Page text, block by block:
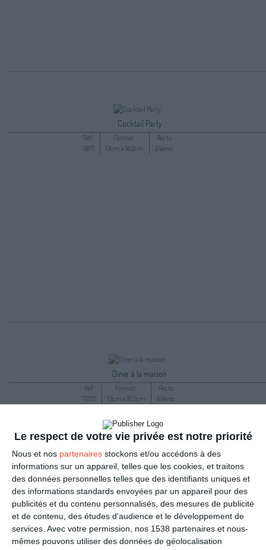
Le respect de votre vie privée est notre priorité
Nous et nos partenaires stockons et/ou accédons à des
informations sur un appareil, telles que les cookies, et traitons
des données personnelles telles que des identifiants uniques et
des informations standards envoyées par un appareil pour des
publicités et du contenu personnalisés, des mesures de publicité
et de contenu, des études d'audience et le développement de
services. Avec votre permission, nos 1538 partenaires et nous-
mêmes pouvons utiliser des données de géolocalisation
Cocktail Party
Ref :
6871
Format :
13cm x 18,2cm
Recto
&Verso
Diner à la maison
Ref :
7207
Format :
13cm x 18,2cm
Recto
&Verso